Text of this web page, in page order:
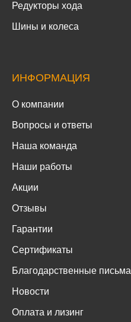
Редукторы хода
Шины и колеса
ИНФОРМАЦИЯ
О компании
Вопросы и ответы
Наша команда
Наши работы
Акции
Отзывы
Гарантии
Сертификаты
Благодарственные письма
Новости
Оплата и лизинг